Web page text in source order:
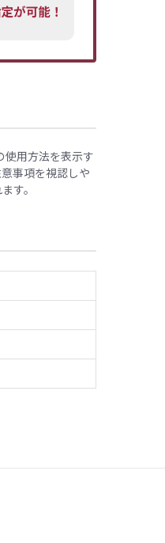
使用方法を表示す
事項を視認しや
す。